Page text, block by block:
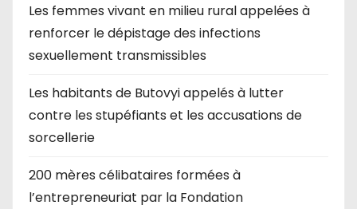
Les femmes vivant en milieu rural appelées à
renforcer le dépistage des infections
sexuellement transmissibles
Les habitants de Butovyi appelés à lutter
contre les stupéfiants et les accusations de
sorcellerie
200 mères célibataires formées à
l’entrepreneuriat par la Fondation